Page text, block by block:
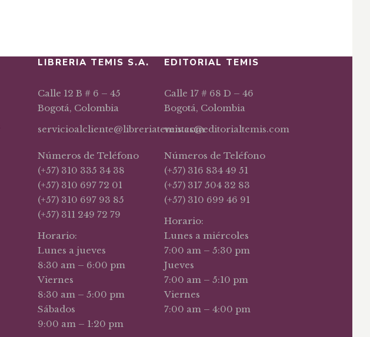
LIBRERIA TEMIS S.A.
Calle 12 B # 6 – 45
Bogotá, Colombia
servicioalcliente@libreriatemis.com
Números de Teléfono
(+57) 310 335 34 38
(+57) 310 697 72 01
(+57) 310 697 93 85
(+57) 311 249 72 79
Horario:
Lunes a jueves
8:30 am – 6:00 pm
Viernes
8:30 am – 5:00 pm
Sábados
9:00 am – 1:20 pm
EDITORIAL TEMIS
Calle 17 # 68 D – 46
Bogotá, Colombia
ventas@editorialtemis.com
Números de Teléfono
(+57) 316 834 49 51
(+57) 317 504 32 83
(+57) 310 699 46 91
Horario:
Lunes a miércoles
7:00 am – 5:30 pm
Jueves
7:00 am – 5:10 pm
Viernes
7:00 am – 4:00 pm